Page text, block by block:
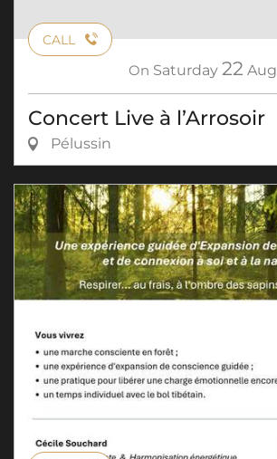
CALL
On Saturday 22 Aug
Concert Live à l’Arrosoir
Pélussin